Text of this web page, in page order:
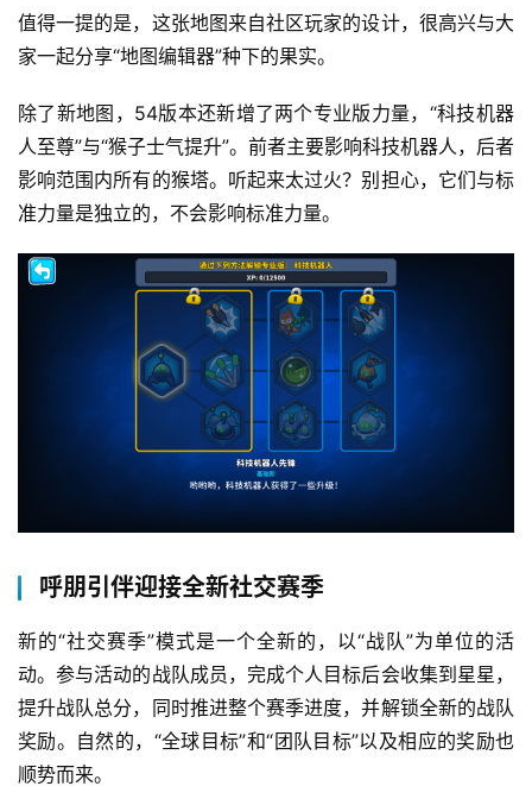
游
原
创
游
业
机
戏
休
闲
游
戏
值得一提的是，这张地图来自社区玩家的设计，很高兴与大
家一起分享“地图编辑器”种下的果实。
除了新地图，54版本还新增了两个专业版力量，“科技机器
人至尊”与“猴子士气提升”。前者主要影响科技机器人，后者
影响范围内所有的猴塔。听起来太过火？别担心，它们与标
准力量是独立的，不会影响标准力量。
呼朋引伴迎接全新社交赛季
新的“社交赛季”模式是一个全新的，以“战队”为单位的活
动。参与活动的战队成员，完成个人目标后会收集到星星，
提升战队总分，同时推进整个赛季进度，并解锁全新的战队
奖励。自然的，“全球目标”和“团队目标”以及相应的奖励也
顺势而来。